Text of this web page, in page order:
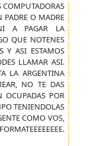
COMPUTADORAS
PADRE O MADRE
A PAGAR LA
QUE NOTENES
Y ASI ESTAMOS
LLAMAR ASI.
LA ARGENTINA
NO TE DAS
OCUPADAS POR
TENIENDOLAS
COMO VOS,